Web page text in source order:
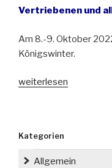
Vertriebenen und
Am 8.-9. Oktober
Königswinter.
„Oma
Die
Erinnerungen
weiterlesen
Kategorien
Allgemein